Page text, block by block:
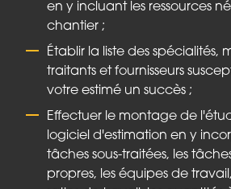
en y incluant les ressources
chantier ;
Établir la liste des spécialités,
traitants et fournisseurs
votre estimé un succès ;
Effectuer le montage de
logiciel d'estimation en y
tâches sous-traitées, les
propres, les équipes de